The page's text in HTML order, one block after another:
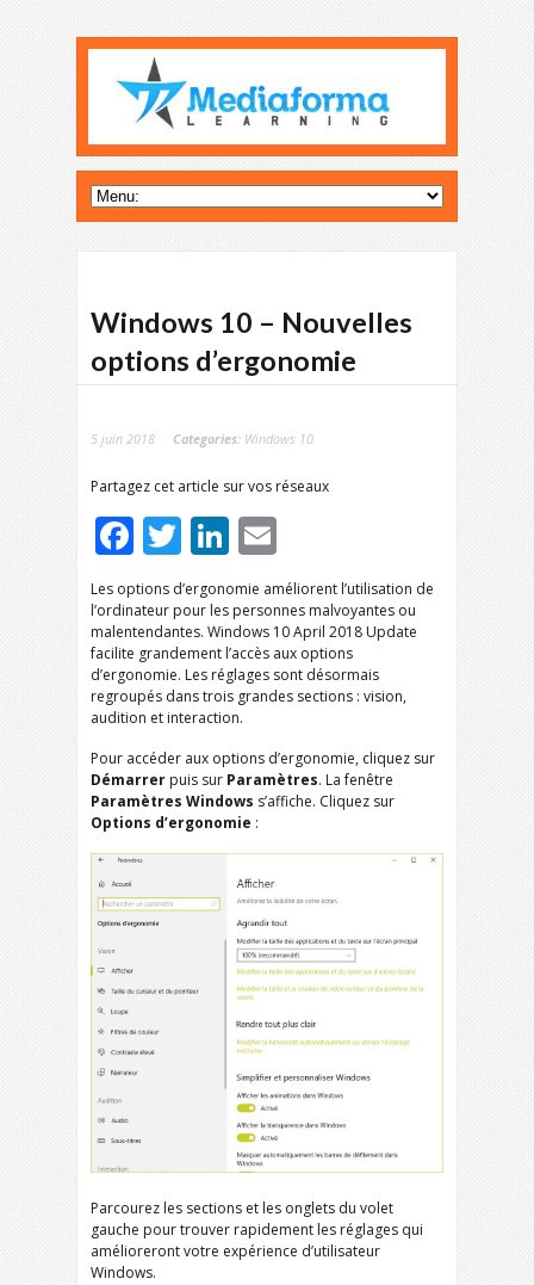
Windows 10 – Nouvelles
options d’ergonomie
5 juin 2018 Categories: Windows 10
Partagez cet article sur vos réseaux
Facebook
TwitterLinkedIn
Les options d’ergonomie améliorent l’utilisation de
l’ordinateur pour les personnes malvoyantes ou
malentendantes. Windows 10 April 2018 Update
facilite grandement l’accès aux options
d’ergonomie. Les réglages sont désormais
regroupés dans trois grandes sections : vision,
audition et interaction.
Pour accéder aux options d’ergonomie, cliquez sur
Démarrer puis sur Paramètres. La fenêtre
Paramètres Windows s’affiche. Cliquez sur
Options d’ergonomie :
Parcourez les sections et les onglets du volet
gauche pour trouver rapidement les réglages qui
amélioreront votre expérience d’utilisateur
Windows.